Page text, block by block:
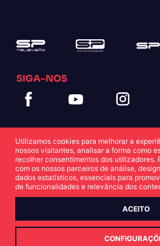
SIGA-NOS
Política de Cookies Política
Utilizamos cookies para melhorar a
nossos visitantes, analisar a forma como
recolher consentimentos dos utilizadores.
com os nossos parceiros de análise,
dados estatísticos, essenciais para
de funcionalidades e relevância dos
ACEITO